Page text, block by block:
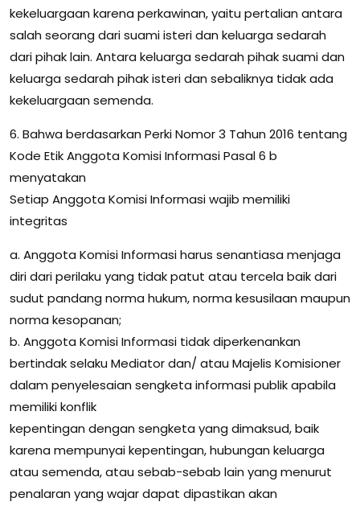
kekeluargaan karena perkawinan, yaitu pertalian antara
salah seorang dari suami isteri dan keluarga sedarah
dari pihak lain. Antara keluarga sedarah pihak suami dan
keluarga sedarah pihak isteri dan sebaliknya tidak ada
kekeluargaan semenda.
6. Bahwa berdasarkan Perki Nomor 3 Tahun 2016 tentang
Kode Etik Anggota Komisi Informasi Pasal 6 b
menyatakan
Setiap Anggota Komisi Informasi wajib memiliki
integritas
a. Anggota Komisi Informasi harus senantiasa menjaga
diri dari perilaku yang tidak patut atau tercela baik dari
sudut pandang norma hukum, norma kesusilaan maupun
norma kesopanan;
b. Anggota Komisi Informasi tidak diperkenankan
bertindak selaku Mediator dan/ atau Majelis Komisioner
dalam penyelesaian sengketa informasi publik apabila
memiliki konflik
kepentingan dengan sengketa yang dimaksud, baik
karena mempunyai kepentingan, hubungan keluarga
atau semenda, atau sebab-sebab lain yang menurut
penalaran yang wajar dapat dipastikan akan